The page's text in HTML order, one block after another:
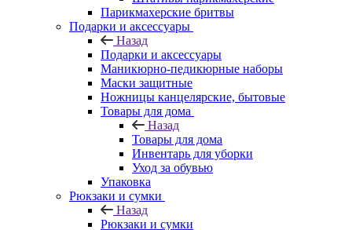
Парикмахерские бритвы
Подарки и аксессуары
Назад
Подарки и аксессуары
Маникюрно-педикюрные наборы
Маски защитные
Ножницы канцелярские, бытовые
Товары для дома
Назад
Товары для дома
Инвентарь для уборки
Уход за обувью
Упаковка
Рюкзаки и сумки
Назад
Рюкзаки и сумки